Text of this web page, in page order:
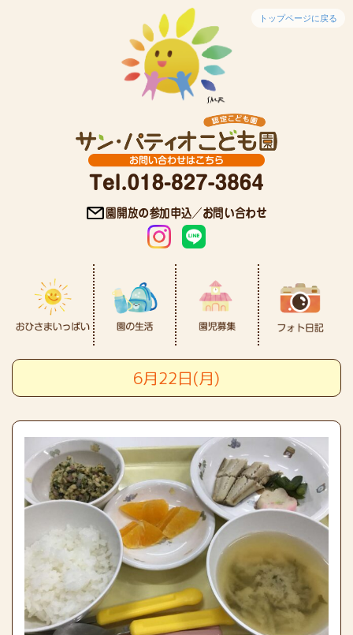
トップページに戻る
6月22日(月)